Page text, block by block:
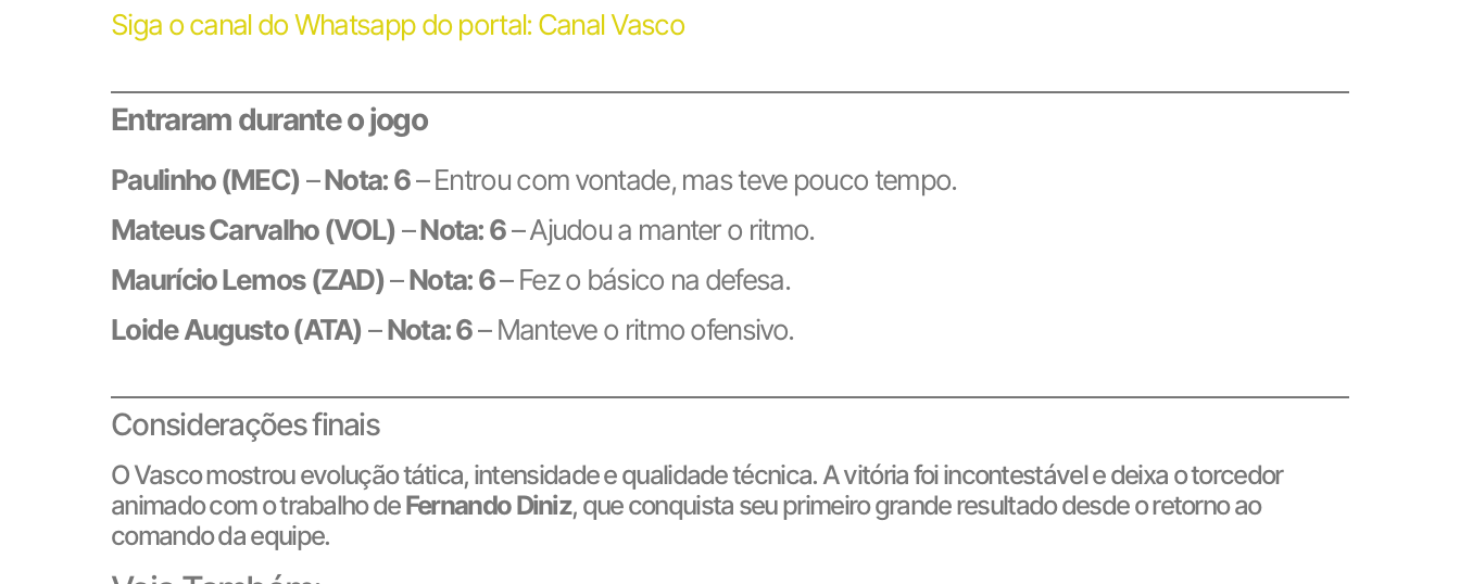
Siga o canal do Whatsapp do portal: Canal Vasco
Entraram durante o jogo
Paulinho (MEC) –Nota: 6– Entrou com vontade, mas teve pouco tempo.
Mateus Carvalho (VOL) –Nota: 6– Ajudou a manter o ritmo.
Maurício Lemos (ZAD)–Nota: 6– Fez o básico na defesa.
Loide Augusto (ATA) –Nota: 6– Manteve o ritmo ofensivo.
Considerações finais
O Vasco mostrou evolução tática, intensidade e qualidade técnica. A vitória foi incontestável e deixa o torcedor
animado com o trabalho deFernando Diniz, que conquista seu primeiro grande resultado desde o retorno ao
comando da equipe.